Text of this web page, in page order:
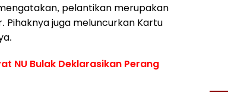
pelantikan merupakan
juga meluncurkan Kartu
NU Bulak Deklarasikan Perang